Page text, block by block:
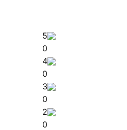
5
0
4
0
3
0
2
0